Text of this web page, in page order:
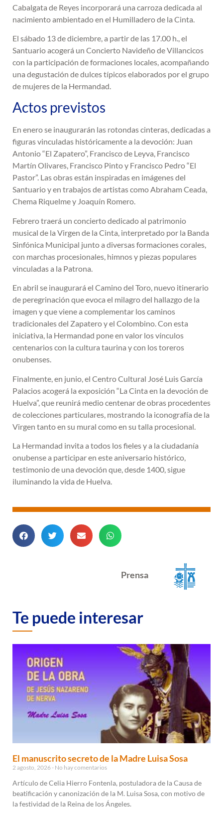
Cabalgata de Reyes incorporará una carroza dedicada al
nacimiento ambientado en el Humilladero de la Cinta.
El sábado 13 de diciembre, a partir de las 17.00 h., el
Santuario acogerá un Concierto Navideño de Villancicos
con la participación de formaciones locales, acompañando
una degustación de dulces típicos elaborados por el grupo
de mujeres de la Hermandad.
Actos previstos
En enero se inaugurarán las rotondas cinteras, dedicadas a
figuras vinculadas históricamente a la devoción: Juan
Antonio “El Zapatero”, Francisco de Leyva, Francisco
Martín Olivares, Francisco Pinto y Francisco Pedro “El
Pastor”. Las obras están inspiradas en imágenes del
Santuario y en trabajos de artistas como Abraham Ceada,
Chema Riquelme y Joaquín Romero.
Febrero traerá un concierto dedicado al patrimonio
musical de la Virgen de la Cinta, interpretado por la Banda
Sinfónica Municipal junto a diversas formaciones corales,
con marchas procesionales, himnos y piezas populares
vinculadas a la Patrona.
En abril se inaugurará el Camino del Toro, nuevo itinerario
de peregrinación que evoca el milagro del hallazgo de la
imagen y que viene a complementar los caminos
tradicionales del Zapatero y el Colombino. Con esta
iniciativa, la Hermandad pone en valor los vínculos
centenarios con la cultura taurina y con los toreros
onubenses.
Finalmente, en junio, el Centro Cultural José Luis García
Palacios acogerá la exposición “La Cinta en la devoción de
Huelva”, que reunirá medio centenar de obras procedentes
de colecciones particulares, mostrando la iconografía de la
Virgen tanto en su mural como en su talla procesional.
La Hermandad invita a todos los fieles y a la ciudadanía
onubense a participar en este aniversario histórico,
testimonio de una devoción que, desde 1400, sigue
iluminando la vida de Huelva.
Prensa
Te puede interesar
El manuscrito secreto de la Madre Luisa Sosa
2 agosto, 2026 No hay comentarios
Artículo de Celia Hierro Fontenla, postuladora de la Causa de
beatificación y canonización de la M. Luisa Sosa, con motivo de
la festividad de la Reina de los Ángeles.